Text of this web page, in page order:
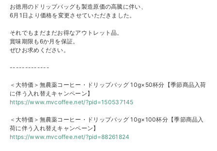
お徳用のドリップバッグも製造原価の高騰に伴い、
6月1日より価格を変更させていただきました。
それでもまだまだお得なアウトレット品。
賞味期限も6か月を保証。
ぜひお求めください。
-------------
＜大特価＞無農薬コーヒー・ドリップバッグ 10g×50杯分【季節商品入荷
に伴う入れ替えキャンペーン】
https://www.mvcoffee.net/?pid=150537145
＜大特価＞無農薬コーヒー・ドリップバッグ 10g×100杯分【季節商品入
荷に伴う入れ替えキャンペーン】
https://www.mvcoffee.net/?pid=88261824